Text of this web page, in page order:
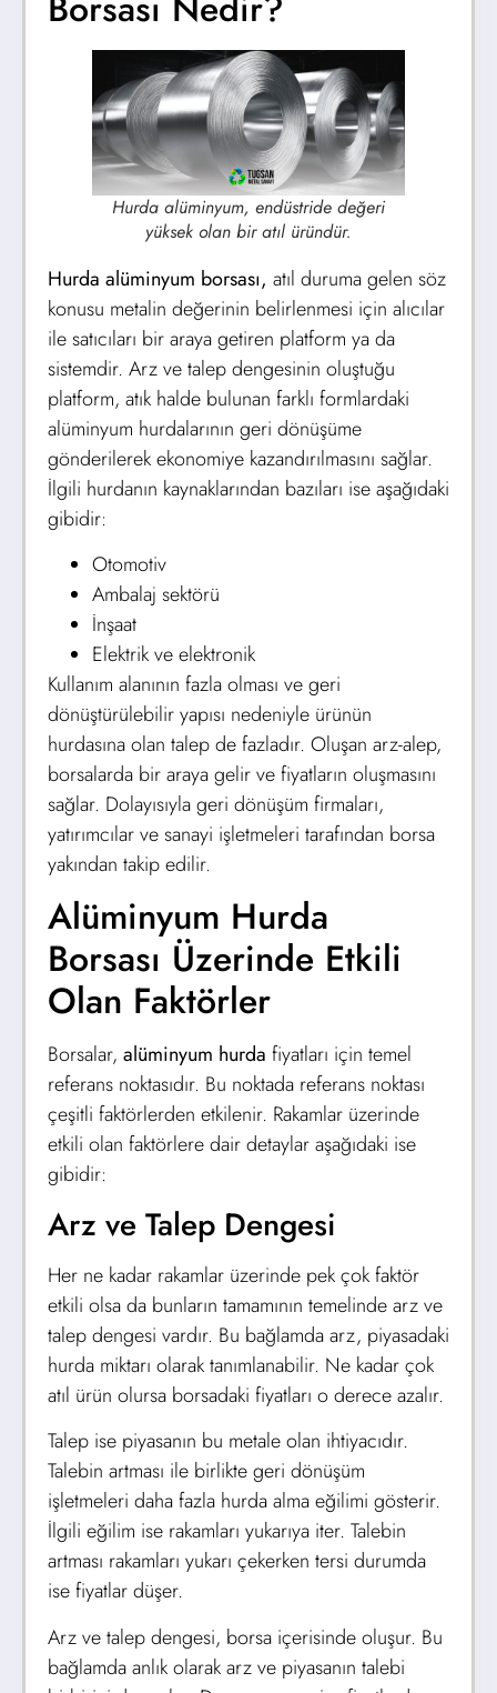
Hurda alüminyum, endüstride değeri
yüksek olan bir atıl üründür.
Hurda alüminyum borsası, atıl duruma gelen söz
konusu metalin değerinin belirlenmesi için alıcılar
ile satıcıları bir araya getiren platform ya da
sistemdir. Arz ve talep dengesinin oluştuğu
platform, atık halde bulunan farklı formlardaki
alüminyum hurdalarının geri dönüşüme
gönderilerek ekonomiye kazandırılmasını sağlar.
İlgili hurdanın kaynaklarından bazıları ise aşağıdaki
gibidir:
Otomotiv
Ambalaj sektörü
İnşaat
Elektrik ve elektronik
Kullanım alanının fazla olması ve geri
dönüştürülebilir yapısı nedeniyle ürünün
hurdasına olan talep de fazladır. Oluşan arz-alep,
borsalarda bir araya gelir ve fiyatların oluşmasını
sağlar. Dolayısıyla geri dönüşüm firmaları,
yatırımcılar ve sanayi işletmeleri tarafından borsa
yakından takip edilir.
Alüminyum Hurda
Borsası Üzerinde Etkili
Olan Faktörler
Borsalar, alüminyum hurda fiyatları için temel
referans noktasıdır. Bu noktada referans noktası
çeşitli faktörlerden etkilenir. Rakamlar üzerinde
etkili olan faktörlere dair detaylar aşağıdaki ise
gibidir:
Arz ve Talep Dengesi
Her ne kadar rakamlar üzerinde pek çok faktör
etkili olsa da bunların tamamının temelinde arz ve
talep dengesi vardır. Bu bağlamda arz, piyasadaki
hurda miktarı olarak tanımlanabilir. Ne kadar çok
atıl ürün olursa borsadaki fiyatları o derece azalır.
Talep ise piyasanın bu metale olan ihtiyacıdır.
Talebin artması ile birlikte geri dönüşüm
işletmeleri daha fazla hurda alma eğilimi gösterir.
İlgili eğilim ise rakamları yukarıya iter. Talebin
artması rakamları yukarı çekerken tersi durumda
ise fiyatlar düşer.
Arz ve talep dengesi, borsa içerisinde oluşur. Bu
bağlamda anlık olarak arz ve piyasanın talebi